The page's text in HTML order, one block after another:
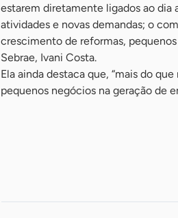
estarem diretamente ligados ao dia
atividades e novas demandas; o
crescimento de reformas,
Sebrae, Ivani Costa.
Ela ainda destaca que, “mais do
pequenos negócios na geração de